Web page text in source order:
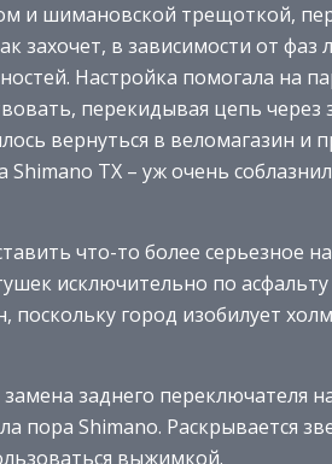
и шимановской трещоткой,
захочет, в зависимости от
Настройка помогала на
перекидывая цепь через
вернуться в веломагазин и
Shimano TX – уж очень
что-то более серьезное
исключительно по
поскольку город изобилует
заднего переключателя
пора Shimano. Раскрывается
выжимкой.